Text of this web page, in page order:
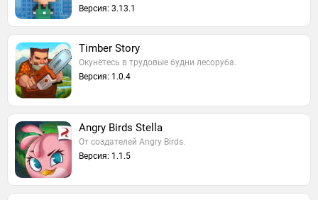
Версия: 3.13.1
Timber Story
Окунётесь в трудовые будни лесоруба.
Версия: 1.0.4
Angry Birds Stella
От создателей Angry Birds.
Версия: 1.1.5